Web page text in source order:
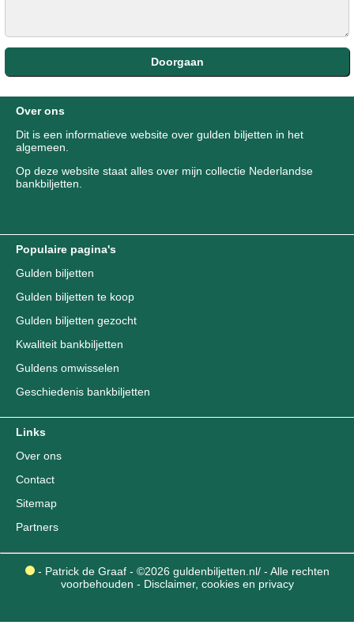
Over ons
Dit is een informatieve website over gulden biljetten in het
algemeen.
Op deze website staat alles over mijn collectie Nederlandse
bankbiljetten.
Populaire pagina's
Gulden biljetten
Gulden biljetten te koop
Gulden biljetten gezocht
Kwaliteit bankbiljetten
Guldens omwisselen
Geschiedenis bankbiljetten
Links
Over ons
Contact
Sitemap
Partners
- Patrick de Graaf - ©2026 guldenbiljetten.nl/ - Alle rechten
voorbehouden - Disclaimer, cookies en privacy